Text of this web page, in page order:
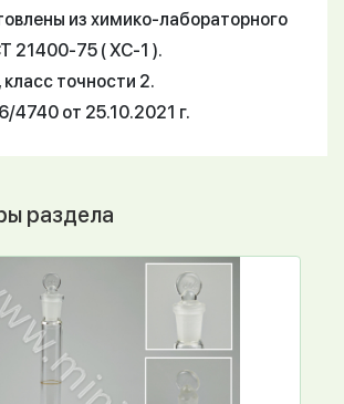
из химико-лабораторного
21400-75 ( ХС-1 ).
точности 2.
от 25.10.2021 г.
раздела